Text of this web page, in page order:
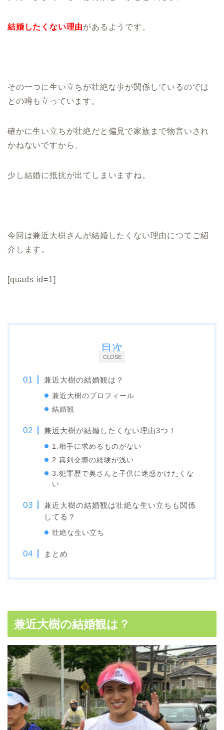
結婚したくない理由があるようです。
その一つに生い立ちが壮絶な事が関係しているのでは
との噂も立っています。
確かに生い立ちが壮絶だと偏見で家族まで物言いされ
かねないですから、
少し結婚に抵抗が出てしまいますね。
今回は兼近大樹さんが結婚したくない理由につてご紹
介します。
[quads id=1]
CLOSE
目次
兼近大樹の結婚観は？
兼近大樹のプロフィール
結婚観
兼近大樹が結婚したくない理由3つ！
1.相手に求めるものがない
2.真剣交際の経験が浅い
3.犯罪歴で奥さんと子供に迷惑かけたくな
い
兼近大樹の結婚観は壮絶な生い立ちも関係
してる？
壮絶な生い立ち
まとめ
兼近大樹の結婚観は？